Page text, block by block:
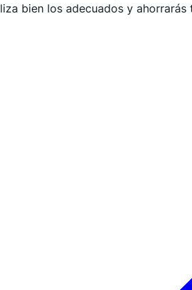
bien los adecuados y